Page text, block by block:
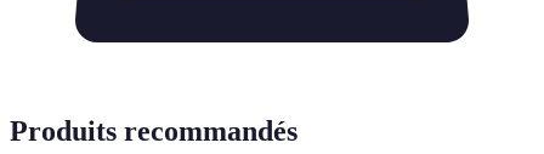
Produits recommandés